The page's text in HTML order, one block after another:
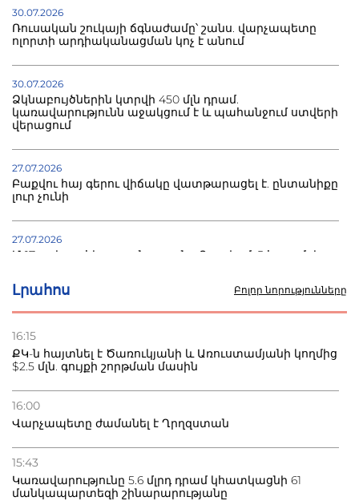
Լրահոս Բոլոր նորությունները
16:15
ՔԿ-ն հայտնել է Ծառուկյանի և Առուստամյանի կողմից
$2.5 մլն. գույքի շորթման մասին
16:00
Վարչապետը ժամանել է Ղրղզստան
15:43
Կառավարությունը 5.6 մլրդ դրամ կհատկացնի 61
մանկապարտեզի շինարարությանը
30.07.2026
Ռուսական շուկայի ճգնաժամը՝ շանս. վարչապետը
ոլորտի արդիականացման կոչ է անում
30.07.2026
Ձկնաբույծներին կտրվի 450 մլն դրամ.
կառավարությունն աջակցում է և պահանջում ստվերի
վերացում
27.07.2026
Բաքվու հայ գերու վիճակը վատթարացել է. ընտանիքը
լուր չունի
27.07.2026
Մ-17 աշխարհի առաջնությունը Բաքվում. 5 հայ ըմբիշ
22.07.2026
տուժածներ կան
բնակվել Ռուսաստանում
Բաքվի բանտից գեներալ Մանուկյանը դիմել է
Փաշինյանին